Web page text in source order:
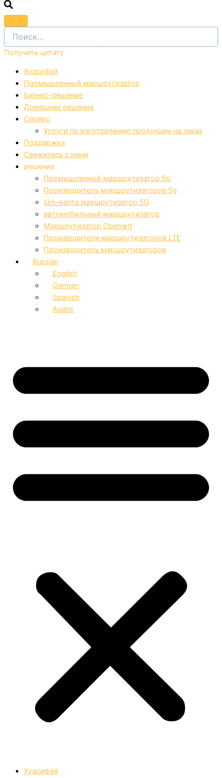
Получить цитату
Хуасифэй
Промышленный маршрутизатор
Бизнес-решение
Домашнее решение
Сервис
Услуги по изготовлению продукции на заказ
Поддержка
Свяжитесь с нами
решение
Промышленный маршрутизатор 5g
Производитель маршрутизаторов 5g
sim-карта маршрутизатор 5G
автомобильный маршрутизатор
Маршрутизатор Openwrt
Производители маршрутизаторов LTE
Производитель маршрутизаторов
Russian
English
German
Spanish
Arabic
Хуасифэй